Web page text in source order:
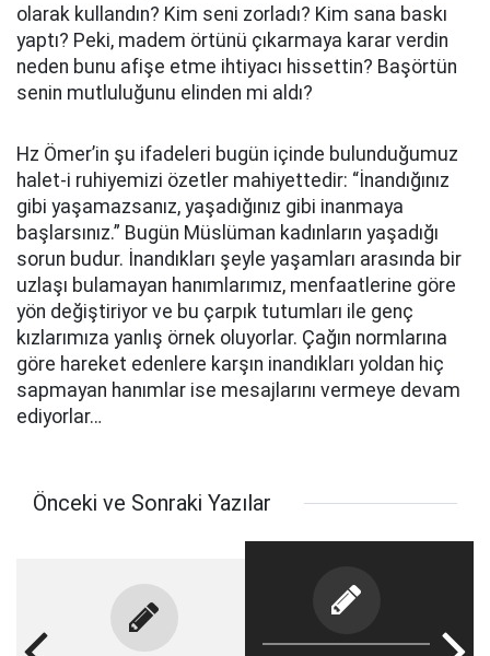
olarak kullandın? Kim seni zorladı? Kim sana baskı
yaptı? Peki, madem örtünü çıkarmaya karar verdin
neden bunu afişe etme ihtiyacı hissettin? Başörtün
senin mutluluğunu elinden mi aldı?
Hz Ömer’in şu ifadeleri bugün içinde bulunduğumuz
halet-i ruhiyemizi özetler mahiyettedir: “İnandığınız
gibi yaşamazsanız, yaşadığınız gibi inanmaya
başlarsınız.” Bugün Müslüman kadınların yaşadığı
sorun budur. İnandıkları şeyle yaşamları arasında bir
uzlaşı bulamayan hanımlarımız, menfaatlerine göre
yön değiştiriyor ve bu çarpık tutumları ile genç
kızlarımıza yanlış örnek oluyorlar. Çağın normlarına
göre hareket edenlere karşın inandıkları yoldan hiç
sapmayan hanımlar ise mesajlarını vermeye devam
ediyorlar…
Önceki ve Sonraki Yazılar